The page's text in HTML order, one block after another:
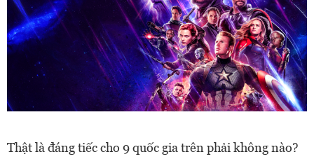
Thật là đáng tiếc cho 9 quốc gia trên phải không nào?